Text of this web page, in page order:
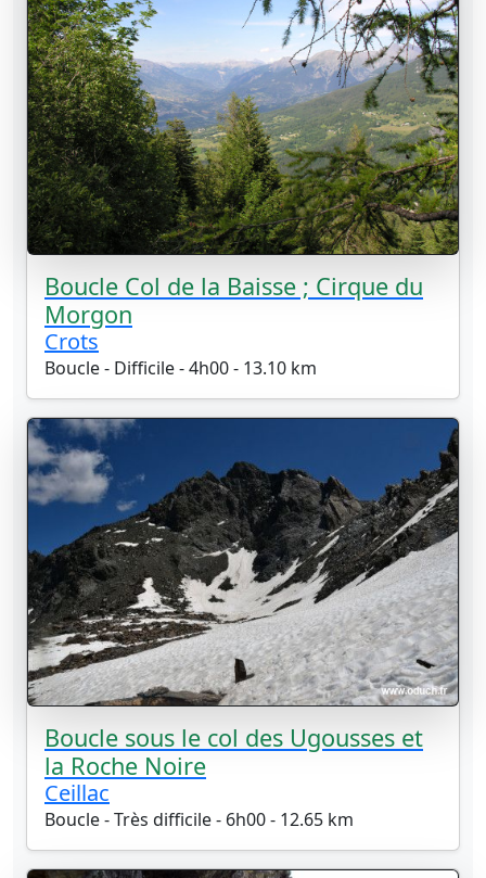
Boucle Col de la Baisse ; Cirque du
Morgon
Crots
Boucle - Difficile - 4h00 - 13.10 km
Boucle sous le col des Ugousses et
la Roche Noire
Ceillac
Boucle - Très difficile - 6h00 - 12.65 km